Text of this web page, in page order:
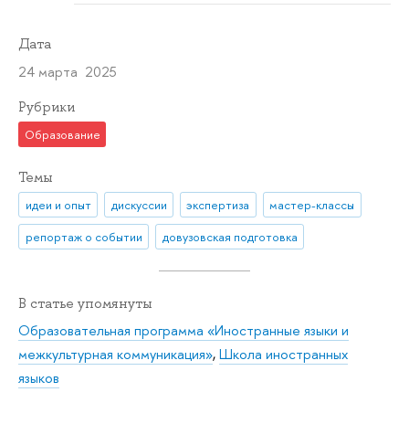
Дата
24 марта 2025
Рубрики
Образование
Темы
идеи и опыт дискуссии экспертиза
мастер-классы
репортаж о событии
довузовская подготовка
В статье упомянуты
Образовательная программа «Иностранные языки и
межкультурная коммуникация»,Школа иностранных
языков